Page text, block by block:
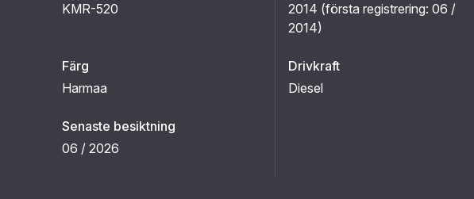
KMR-520
2014 (första registrering: 06 /
2014)
Färg
Harmaa
Drivkraft
Diesel
Senaste besiktning
06 / 2026